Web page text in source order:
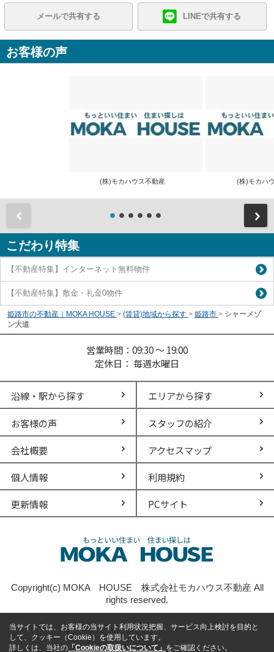
メールで共有する LINEで共有する
お客様の声
(株)モカハウス不動産 (株)モカハ
こだわり特集
【不動産特集】インターネット無料物件
【不動産特集】敷金・礼金0物件
姫路市の不動産｜MOKA HOUSE > (賃貸)地域から探す > 姫路市 > シャーメゾ
ン大道
営業時間：09:30 ～ 19:00
定休日： 毎週水曜日
沿線・駅から探す エリアから探す
お客様の声 スタッフの紹介
会社概要 アクセスマップ
個人情報 利用規約
更新情報 PCサイト
Copyright(c) MOKA HOUSE 株式会社モカハウス不動産 All
rights reserved.
当サイトでは、お客様の当サイト利用状況把握、サービス向上検討を目的と
して、クッキー（Cookie）を使用しています。
詳しくは、当社の 「Cookieの取扱いについて」 をご確認ください。